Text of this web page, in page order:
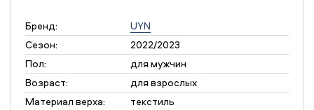
Бренд:
UYN
Сезон:
2022/2023
Пол:
для мужчин
Возраст:
для взрослых
Материал верха:
текстиль